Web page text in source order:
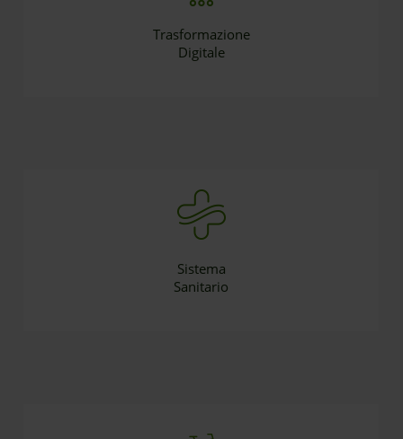
Trasformazione
Digitale
Sistema
Sanitario